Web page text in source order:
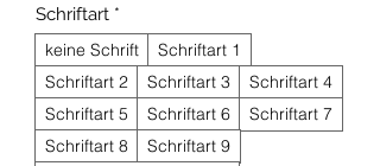
Schriftart *
keine Schrift
Schriftart 1
Schriftart 2
Schriftart 3
Schriftart 4
Schriftart 5
Schriftart 6
Schriftart 7
Schriftart 8
Schriftart 9